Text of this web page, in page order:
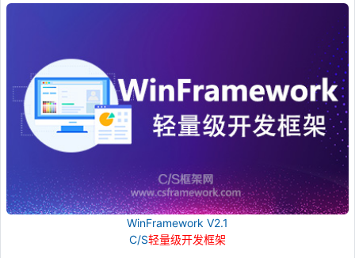
WinFramework V2.1
C/S轻量级开发框架